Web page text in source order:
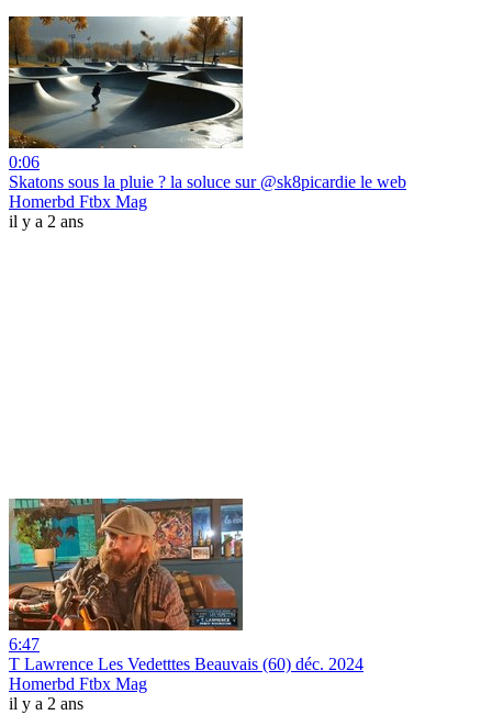
0:06
Skatons sous la pluie ? la soluce sur @sk8picardie le web
Homerbd Ftbx Mag
il y a 2 ans
6:47
T Lawrence Les Vedetttes Beauvais (60) déc. 2024
Homerbd Ftbx Mag
il y a 2 ans